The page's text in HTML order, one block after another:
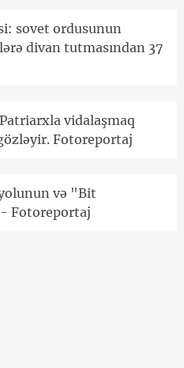
sovet ordusunun
divan tutmasından 37
vidalaşmaq
Fotoreportaj
və "Bit
- Fotoreportaj